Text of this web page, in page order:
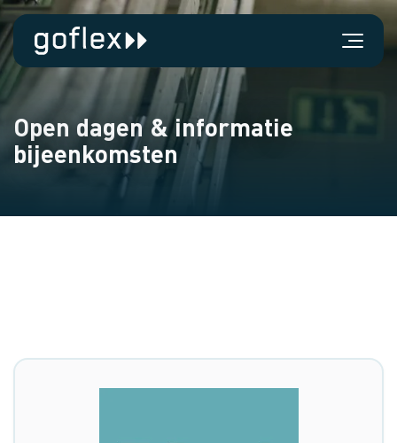
Open dagen & informatie
bijeenkomsten